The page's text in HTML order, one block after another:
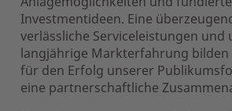
Investmentideen. Eine
verlässliche Serviceleistungen und
langjährige Markterfahrung bilden
für den Erfolg unserer
eine partnerschaftliche